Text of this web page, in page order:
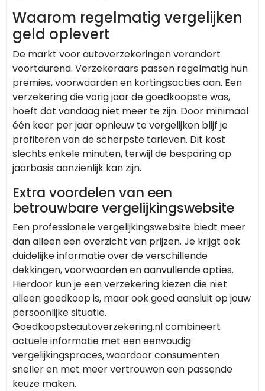
Waarom regelmatig vergelijken
geld oplevert
De markt voor autoverzekeringen verandert
voortdurend. Verzekeraars passen regelmatig hun
premies, voorwaarden en kortingsacties aan. Een
verzekering die vorig jaar de goedkoopste was,
hoeft dat vandaag niet meer te zijn. Door minimaal
één keer per jaar opnieuw te vergelijken blijf je
profiteren van de scherpste tarieven. Dit kost
slechts enkele minuten, terwijl de besparing op
jaarbasis aanzienlijk kan zijn.
Extra voordelen van een
betrouwbare vergelijkingswebsite
Een professionele vergelijkingswebsite biedt meer
dan alleen een overzicht van prijzen. Je krijgt ook
duidelijke informatie over de verschillende
dekkingen, voorwaarden en aanvullende opties.
Hierdoor kun je een verzekering kiezen die niet
alleen goedkoop is, maar ook goed aansluit op jouw
persoonlijke situatie.
Goedkoopsteautoverzekering.nl combineert
actuele informatie met een eenvoudig
vergelijkingsproces, waardoor consumenten
sneller en met meer vertrouwen een passende
keuze maken.